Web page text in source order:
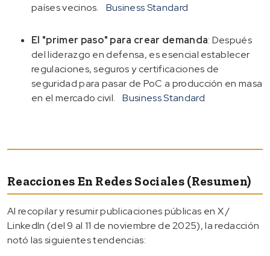
países vecinos.
Business Standard
El "primer paso" para crear demanda: Después
del liderazgo en defensa, es esencial establecer
regulaciones, seguros y certificaciones de
seguridad para pasar de PoC a producción en masa
en el mercado civil.
Business Standard
Reacciones En Redes Sociales (resumen)
Al recopilar y resumir publicaciones públicas en X /
LinkedIn (del 9 al 11 de noviembre de 2025), la redacción
notó las siguientes tendencias: